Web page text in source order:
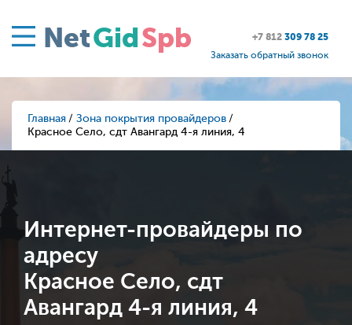
NetGidSpb +7 812 309 78 25
Заказать обратный звонок
Главная
Зона покрытия провайдеров
Красное Село, сдт Авангард 4-я линия, 4
Интернет-провайдеры по
адресу
Красное Село, сдт
Авангард 4-я линия, 4